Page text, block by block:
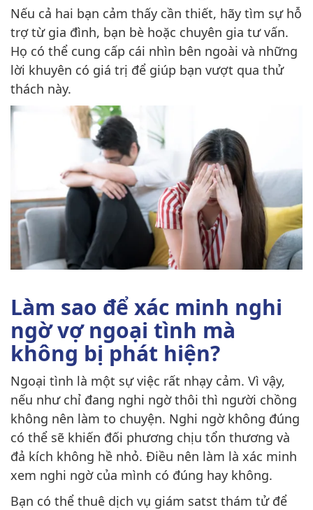
Nếu cả hai bạn cảm thấy cần thiết, hãy tìm sự hỗ
trợ từ gia đình, bạn bè hoặc chuyên gia tư vấn.
Họ có thể cung cấp cái nhìn bên ngoài và những
lời khuyên có giá trị để giúp bạn vượt qua thử
thách này.
Làm sao để xác minh nghi
ngờ vợ ngoại tình mà
không bị phát hiện?
Ngoại tình là một sự việc rất nhạy cảm. Vì vậy,
nếu như chỉ đang nghi ngờ thôi thì người chồng
không nên làm to chuyện. Nghi ngờ không đúng
có thể sẽ khiến đối phương chịu tổn thương và
đả kích không hề nhỏ. Điều nên làm là xác minh
xem nghi ngờ của mình có đúng hay không.
Bạn có thể thuê dịch vụ giám satst thám tử để